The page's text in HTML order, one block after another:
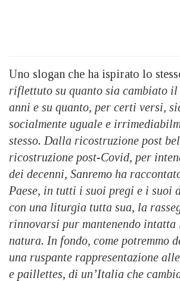
Uno slogan che ha ispirato lo
riflettuto su quanto sia cambiato
anni e su quanto, per certi versi,
socialmente uguale e
stesso. Dalla ricostruzione post
ricostruzione post-Covid, per
dei decenni, Sanremo ha
Paese, in tutti i suoi pregi e i suoi
con una liturgia tutta sua, la
rinnovarsi pur mantenendo
natura. In fondo, come potremmo
una ruspante rappresentazione
e paillettes, di un’Italia che